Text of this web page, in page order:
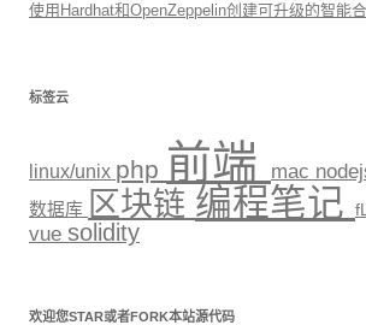
使用Hardhat和OpenZeppelin创建可升级的智能
标签云
linux/unix php 前端 mac
数据库 区块链 编程笔记
vue solidity
欢迎您STAR或者FORK本站源代码